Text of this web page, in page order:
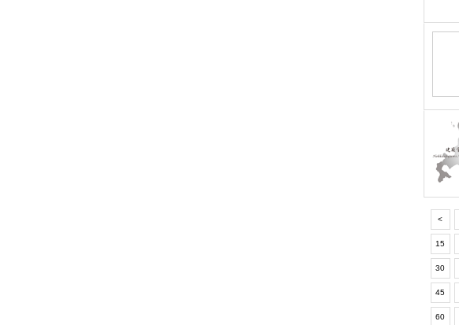
<
15
30
45
60